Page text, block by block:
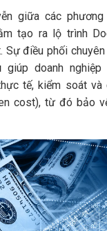
giữa các
tạo ra lộ trình
Sự điều phối
giúp doanh
tế, kiểm soát
cost), từ đó bảo